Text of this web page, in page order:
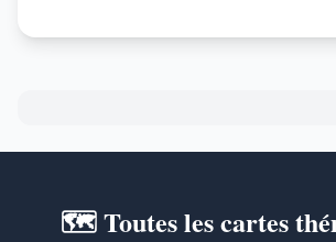
🗺️ Toutes les cartes